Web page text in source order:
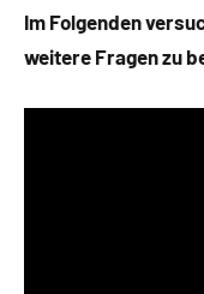
Im Folgenden
weitere Fragen zu